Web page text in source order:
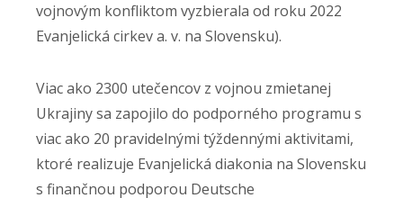
vojnovým konfliktom vyzbierala od roku 2022
Evanjelická cirkev a. v. na Slovensku).
Viac ako 2300 utečencov z vojnou zmietanej
Ukrajiny sa zapojilo do podporného programu s
viac ako 20 pravidelnými týždennými aktivitami,
ktoré realizuje Evanjelická diakonia na Slovensku
s finančnou podporou Deutsche